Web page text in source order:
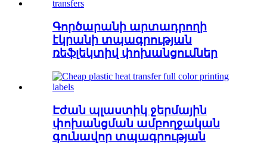
Գործարանի արտադրողի
էկրանի տպագրության
ռեֆլեկտիվ փոխանցումներ
Էժան պլաստիկ ջերմային
փոխանցման ամբողջական
գունավոր տպագրության